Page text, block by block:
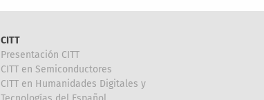
CITT
Presentación CITT
CITT en Semiconductores
CITT en Humanidades Digitales y